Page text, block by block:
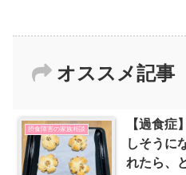
オススメ記事
摂食障害の家族相談
【過食症
しそうに
れたら、